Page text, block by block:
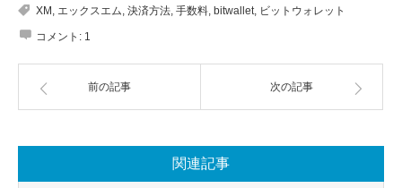
XM , エックスエム, 決済方法, 手数料, bitwallet, ビットウォレット
コメント: 1
前の記事 次の記事
関連記事